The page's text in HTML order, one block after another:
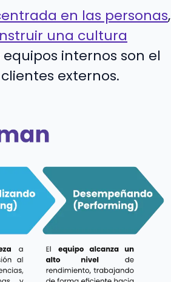
en las personas,
una cultura
equipos internos son el
externos.